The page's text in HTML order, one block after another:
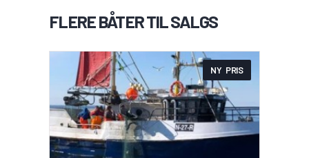
FLERE BÅTER TIL SALGS
NY PRIS